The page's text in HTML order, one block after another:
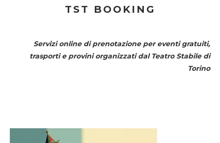
TST BOOKING
Servizi online di prenotazione per eventi gratuiti,
trasporti e provini organizzati dal Teatro Stabile di
Torino